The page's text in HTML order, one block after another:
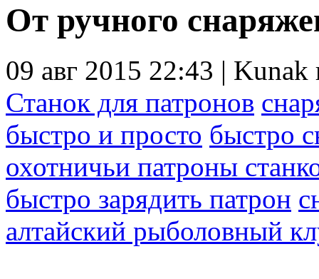
От ручного
09 авг 2015 22:43 |
Станок для патронов
быстро и просто быстро
охотничьи патроны
быстро зарядить патрон
алтайский рыболовный